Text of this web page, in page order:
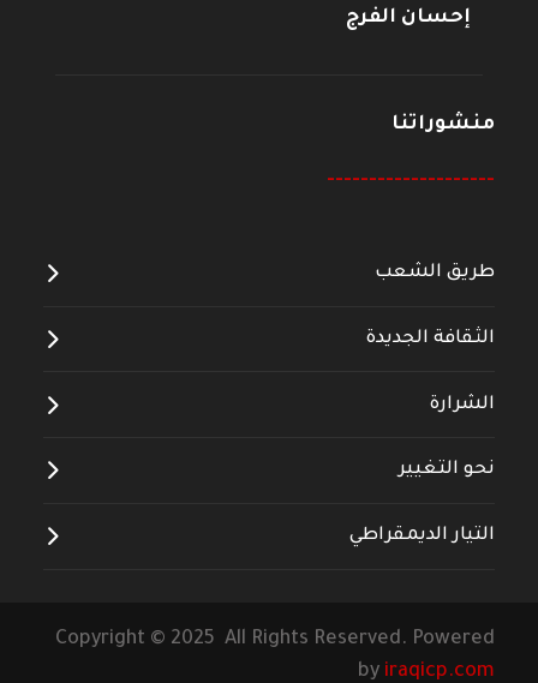
إحسان الفرج
منشوراتنا
--------------------
طريق الشعب
الثقافة الجديدة
الشرارة
نحو التغيير
التيار الديمقراطي
Copyright © 2025 All Rights Reserved. Powered
by iraqicp.com